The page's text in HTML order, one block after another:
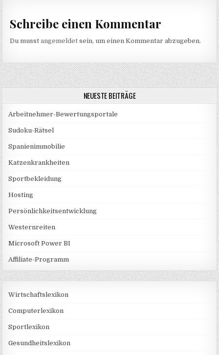
Schreibe einen Kommentar
Du musstangemeldet sein, um einen Kommentar abzugeben.
NEUESTE BEITRÄGE
Arbeitnehmer-Bewertungsportale
Sudoku-Rätsel
Spanienimmobilie
Katzenkrankheiten
Sportbekleidung
Hosting
Persönlichkeitsentwicklung
Westernreiten
Microsoft Power BI
Affiliate-Programm
Wirtschaftslexikon
Computerlexikon
Sportlexikon
Gesundheitslexikon